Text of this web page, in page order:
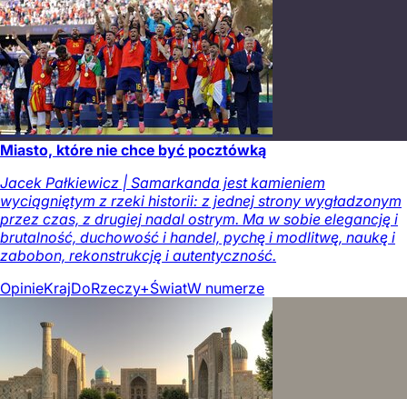
Miasto, które nie chce być pocztówką
Jacek Pałkiewicz | Samarkanda jest kamieniem
wyciągniętym z rzeki historii: z jednej strony wygładzonym
przez czas, z drugiej nadal ostrym. Ma w sobie elegancję i
brutalność, duchowość i handel, pychę i modlitwę, naukę i
zabobon, rekonstrukcję i autentyczność.
OpinieKrajDoRzeczy+ŚwiatW numerze